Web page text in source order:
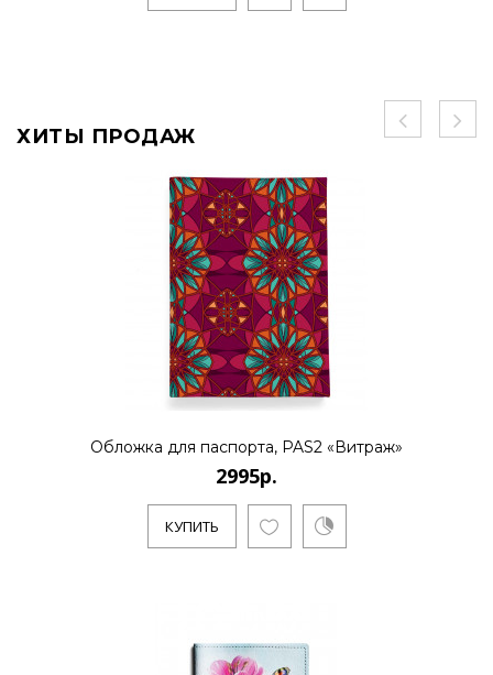
ХИТЫ ПРОДАЖ
Обложка для паспорта, PAS2 «Витраж»
2995р.
КУПИТЬ